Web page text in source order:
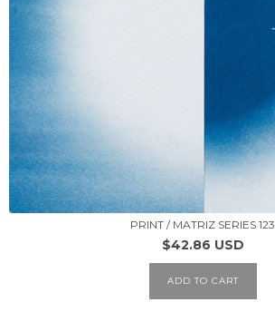
PRINT / MATRIZ SERIES 123
$42.86 USD
ADD TO CART